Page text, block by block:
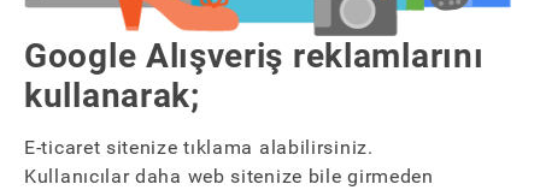
Google Alışveriş reklamlarını
kullanarak;
E-ticaret sitenize tıklama alabilirsiniz.
Kullanıcılar daha web sitenize bile girmeden